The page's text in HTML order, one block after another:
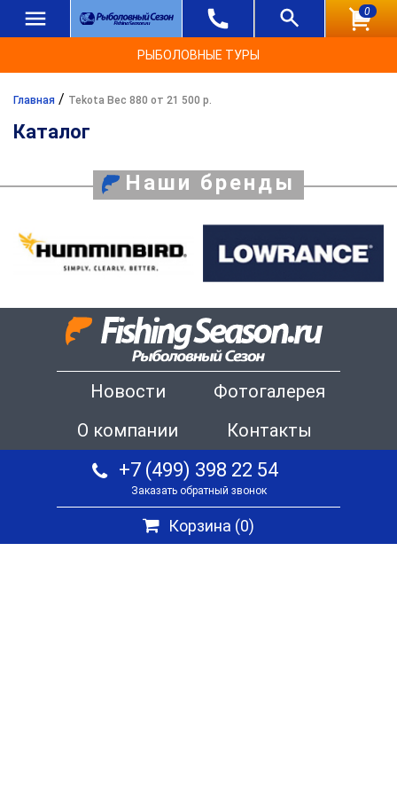
0
РЫБОЛОВНЫЕ ТУРЫ
Главная / Tekota Вес 880 от 21 500 р.
Каталог
Наши бренды
Новости
Фотогалерея
О компании
Контакты
+7 (499) 398 22 54
Заказать обратный звонок
Корзина (0)